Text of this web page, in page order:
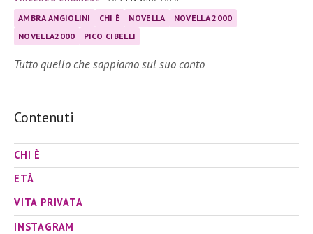
AMBRA ANGIOLINI CHI È NOVELLA
NOVELLA 2000
NOVELLA2000
PICO CIBELLI
Tutto quello che sappiamo sul suo conto
Contenuti
CHI È
ETÀ
VITA PRIVATA
INSTAGRAM